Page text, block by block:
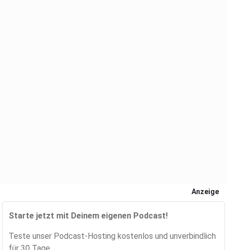
Anzeige
Starte jetzt mit Deinem eigenen Podcast!
Teste unser Podcast-Hosting kostenlos und unverbindlich